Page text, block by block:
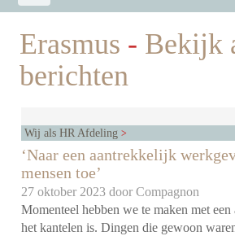
Erasmus - Bekijk
berichten
Wij als HR Afdeling
‘Naar een aantrekkelijk
mensen toe’
27 oktober 2023 doorCompagnon
Momenteel hebben we te maken met
het kantelen is. Dingen die gewoon